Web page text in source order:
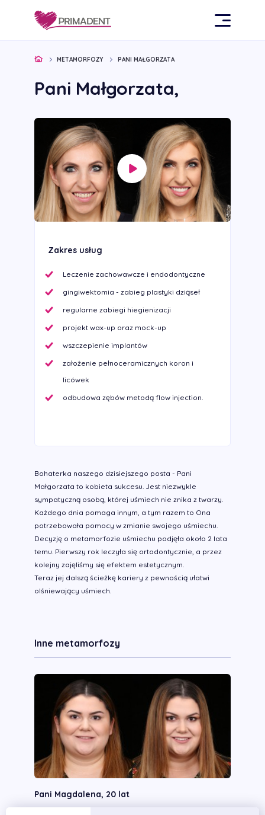
METAMORFOZY PANI MAŁGORZATA
Pani Małgorzata,
Zakres usług
Leczenie zachowawcze i endodontyczne
gingiwektomia - zabieg plastyki dziąseł
regularne zabiegi hiegienizacji
projekt wax-up oraz mock-up
wszczepienie implantów
założenie pełnoceramicznych koron i
licówek
odbudowa zębów metodą flow injection.
Bohaterka naszego dzisiejszego posta - Pani
Małgorzata to kobieta sukcesu. Jest niezwykle
sympatyczną osobą, której uśmiech nie znika z twarzy.
Każdego dnia pomaga innym, a tym razem to Ona
potrzebowała pomocy w zmianie swojego uśmiechu.
Decyzję o metamorfozie uśmiechu podjęła około 2 lata
temu. Pierwszy rok leczyła się ortodontycznie, a przez
kolejny zajęliśmy się efektem estetycznym.
Teraz jej dalszą ścieżkę kariery z pewnością ułatwi
olśniewający uśmiech.
Inne metamorfozy
Pani Magdalena, 20 lat
Bonding